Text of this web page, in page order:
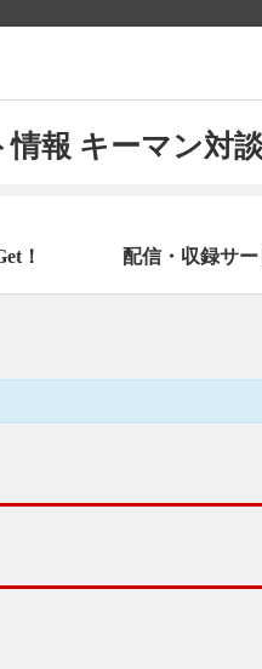
報 キーマン対
！ 配信・収録サー